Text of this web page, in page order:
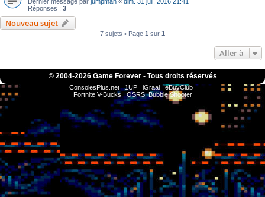
Réponses : 3
Nouveau sujet
7 sujets • Page 1 sur 1
Aller à
© 2004-2026 Game Forever - Tous droits réservés
ConsolesPlus.net 1UP iGraal
eBuyClub
Fortnite V-Bucks
OSRS Bubble Shooter